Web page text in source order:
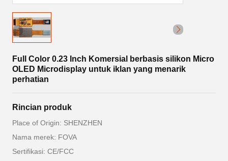
Full Color 0.23 Inch Komersial berbasis silikon Micro
OLED Microdisplay untuk iklan yang menarik
perhatian
Rincian produk
Place of Origin: SHENZHEN
Nama merek: FOVA
Sertifikasi: CE/FCC